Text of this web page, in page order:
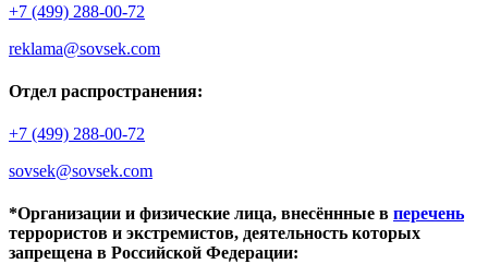
+7 (499) 288-00-72
reklama@sovsek.com
Отдел распространения:
+7 (499) 288-00-72
sovsek@sovsek.com
*Организации и физические лица, внесённные в перечень
террористов и экстремистов, деятельность которых
запрещена в Российской Федерации: